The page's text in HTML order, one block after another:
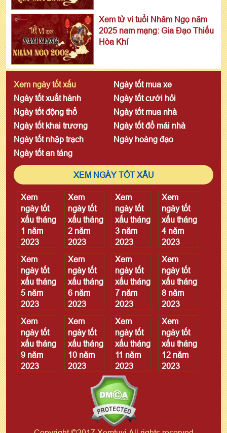
Xem tử vi tuổi Nhâm Ngọ năm
2025 nam mạng: Gia Đạo Thiếu
Hòa Khí
Xem ngày tốt xấu
Ngày tốt mua xe
Ngày tốt xuất hành
Ngày tốt cưới hỏi
Ngày tốt động thổ
Ngày tốt mua nhà
Ngày tốt khai trương
Ngày tốt đổ mái nhà
Ngày tốt nhập trạch
Ngày hoàng đạo
Ngày tốt an táng
XEM NGÀY TỐT XẤU
Xem
ngày tốt
xấu tháng
1 năm
2023
Xem
ngày tốt
xấu tháng
2 năm
2023
Xem
ngày tốt
xấu tháng
3 năm
2023
Xem
ngày tốt
xấu tháng
4 năm
2023
Xem
ngày tốt
xấu tháng
5 năm
2023
Xem
ngày tốt
xấu tháng
6 năm
2023
Xem
ngày tốt
xấu tháng
7 năm
2023
Xem
ngày tốt
xấu tháng
8 năm
2023
Xem
ngày tốt
xấu tháng
9 năm
2023
Xem
ngày tốt
xấu tháng
10 năm
2023
Xem
ngày tốt
xấu tháng
11 năm
2023
Xem
ngày tốt
xấu tháng
12 năm
2023